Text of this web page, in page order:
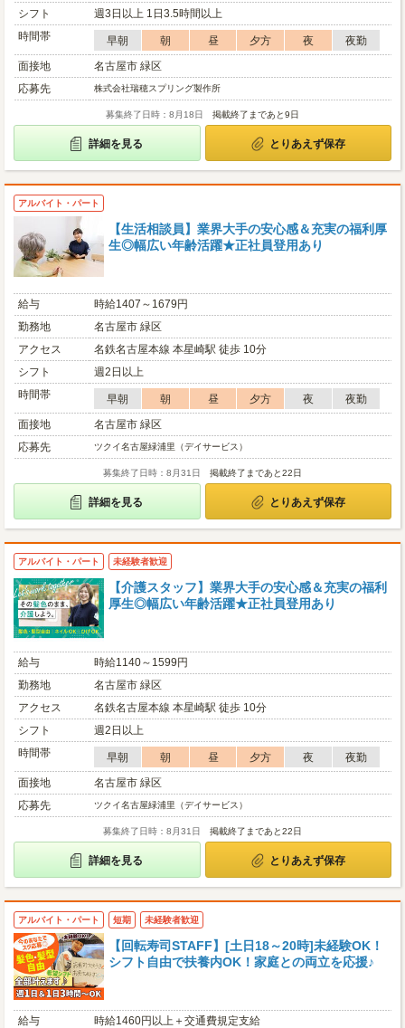
シフト
週3日以上 1日3.5時間以上
時間帯
早朝 朝 昼 夕方 夜
夜勤
面接地
名古屋市 緑区
応募先
株式会社瑞穂スプリング製作所
募集終了日時：8月18日 掲載終了まであと9日
詳細を見る とりあえず保存
アルバイト・パート
【生活相談員】業界大手の安心感＆充実の福利厚
生◎幅広い年齢活躍★正社員登用あり
給与
時給1407～1679円
勤務地
名古屋市 緑区
アクセス
名鉄名古屋本線 本星崎駅 徒歩 10分
シフト
週2日以上
時間帯
早朝 朝 昼 夕方 夜
夜勤
面接地
名古屋市 緑区
応募先
ツクイ名古屋緑浦里（デイサービス）
募集終了日時：8月31日 掲載終了まであと22日
詳細を見る とりあえず保存
アルバイト・パート 未経験者歓迎
【介護スタッフ】業界大手の安心感＆充実の福利
厚生◎幅広い年齢活躍★正社員登用あり
給与
時給1140～1599円
勤務地
名古屋市 緑区
アクセス
名鉄名古屋本線 本星崎駅 徒歩 10分
シフト
週2日以上
時間帯
早朝 朝 昼 夕方 夜
夜勤
面接地
名古屋市 緑区
応募先
ツクイ名古屋緑浦里（デイサービス）
募集終了日時：8月31日 掲載終了まであと22日
詳細を見る とりあえず保存
アルバイト・パート 短期 未経験者歓迎
【回転寿司STAFF】[土日18～20時]未経験OK！
シフト自由で扶養内OK！家庭との両立を応援♪
給与
時給1460円以上＋交通費規定支給